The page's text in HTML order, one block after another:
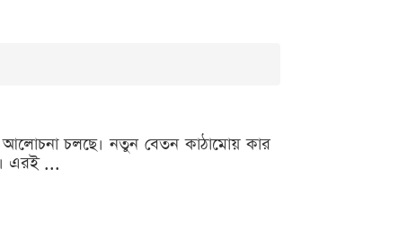
আলোচনা চলছে। নতুন বেতন কাঠামোয় কার
এরই ...